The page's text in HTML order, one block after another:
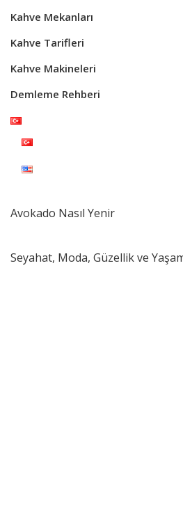
Ana Sayfa
Kahve Dünyası
Kahve Mekanları
Kahve Tarifleri
Kahve Makineleri
Demleme Rehberi